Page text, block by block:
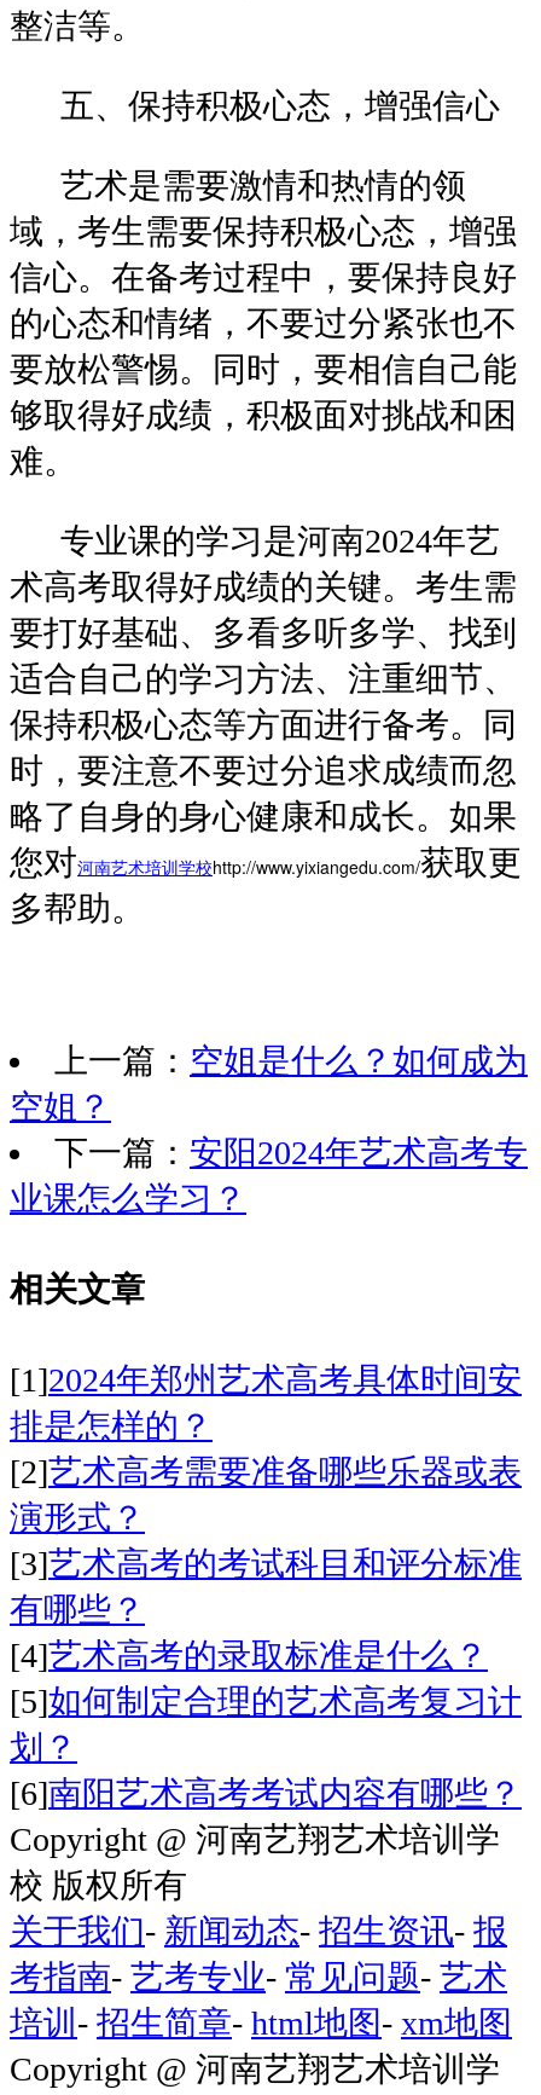
整洁等。
五、保持积极心态，增强信心
艺术是需要激情和热情的领
域，考生需要保持积极心态，增强
信心。在备考过程中，要保持良好
的心态和情绪，不要过分紧张也不
要放松警惕。同时，要相信自己能
够取得好成绩，积极面对挑战和困
难。
专业课的学习是河南2024年艺
术高考取得好成绩的关键。考生需
要打好基础、多看多听多学、找到
适合自己的学习方法、注重细节、
保持积极心态等方面进行备考。同
时，要注意不要过分追求成绩而忽
略了自身的身心健康和成长。如果
您对河南艺术培训学校http://www.yixiangedu.com/获取更
多帮助。
上一篇： 空姐是什么？如何成为
空姐？
下一篇： 安阳2024年艺术高考专
业课怎么学习？
相关文章
[1]2024年郑州艺术高考具体时间安
排是怎样的？
[2]艺术高考需要准备哪些乐器或表
演形式？
[3]艺术高考的考试科目和评分标准
有哪些？
[4]艺术高考的录取标准是什么？
[5]如何制定合理的艺术高考复习计
划？
[6]南阳艺术高考考试内容有哪些？
Copyright @ 河南艺翔艺术培训学
校 版权所有
关于我们- 新闻动态- 招生资讯- 报
考指南- 艺考专业- 常见问题- 艺术
培训 - 招生简章- html地图- xm地图
Copyright @ 河南艺翔艺术培训学